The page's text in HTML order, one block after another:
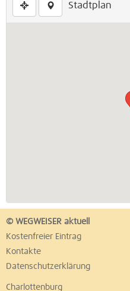
Stadtplan
© WEGWEISER aktuell
Kostenfreier Eintrag
Kontakte
Datenschutzerklärung
Charlottenburg